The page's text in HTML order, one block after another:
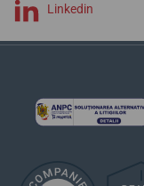
Linkedin